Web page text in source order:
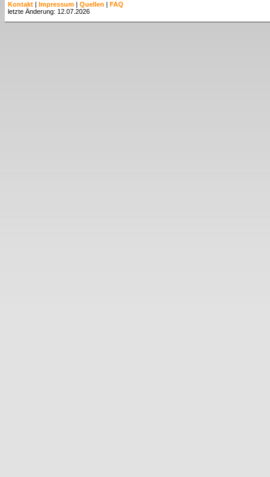
Kontakt | Impressum | Quellen | FAQ
letzte Änderung: 12.07.2026